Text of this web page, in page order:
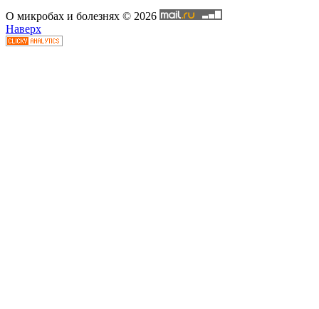
О микробах и болезнях © 2026
Наверх